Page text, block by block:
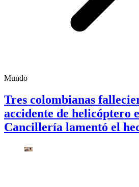
Mundo
Tres colombianas
accidente de helicóptero
Cancillería lamentó el